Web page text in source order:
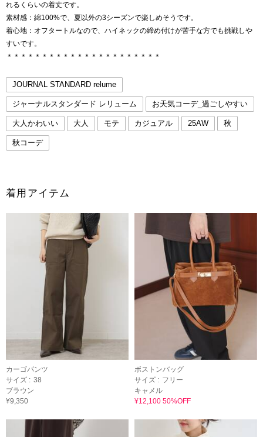
れるくらいの着丈です。
素材感：綿100%で、夏以外の3シーズンで楽しめそうです。
着心地：オフタートルなので、ハイネックの締め付けが苦手な方でも挑戦しや
すいです。
＊＊＊＊＊＊＊＊＊＊＊＊＊＊＊＊＊＊＊＊＊＊
JOURNAL STANDARD relume
ジャーナルスタンダード レリューム お天気コーデ_過ごしやすい
大人かわいい 大人 モテ カジュアル 25AW 秋
秋コーデ
着用アイテム
カーゴパンツ
サイズ : 38
ブラウン
¥9,350
ボストンバッグ
サイズ : フリー
キャメル
¥12,100 50%OFF